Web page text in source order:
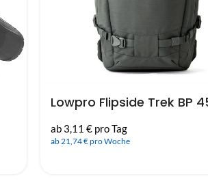
Lowpro Flipside Trek BP
ab 3,11 € pro Tag
ab 21,74 € pro Woche